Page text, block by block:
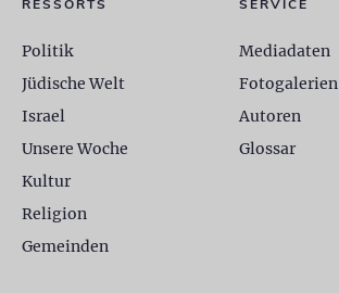
RESSORTS
Politik
Jüdische Welt
Israel
Unsere Woche
Kultur
Religion
Gemeinden
SERVICE
Mediadaten
Fotogalerien
Autoren
Glossar